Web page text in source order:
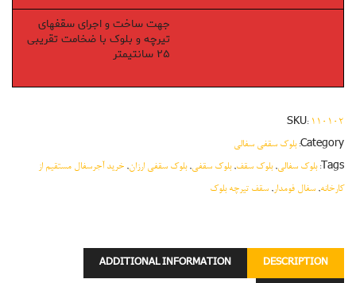
جهت ساخت و اجرای سقفهای
تیرچه و بلوک با ضخامت تقریبی
۲۵ سانتیمتر
SKU: ۱۱۰۱۰۲
Category: بلوک سقفی سفالی
Tags: بلوک سفالی,بلوک سقف,بلوک سقفی,بلوک سقفی ارزان, خرید آجرسفال مستقیم از
کارخانه, سفال فومدار, سقف تیرچه بلوک
DESCRIPTION
ADDITIONAL INFORMATION